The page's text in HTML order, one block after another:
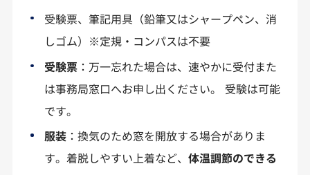
受験票、筆記用具（鉛筆又はシャープペン、消
しゴム）※定規・コンパスは不要
受験票 ：万一忘れた場合は、速やかに受付また
は事務局窓口へお申し出ください。 受験は可能
です。
服装 ：換気のため窓を開放する場合がありま
す。着脱しやすい上着など、体温調節のできる